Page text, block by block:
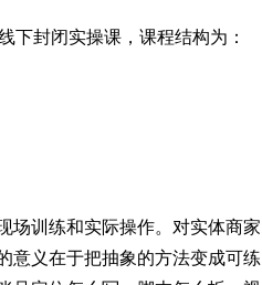
下封闭实操课，课程结构为：
场训练和实际操作。对实体商家
意义在于把抽象的方法变成可练